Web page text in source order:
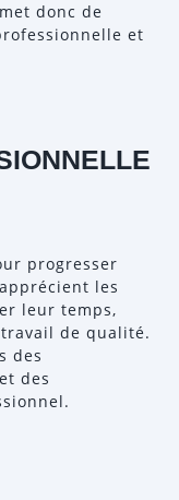
donc de
et
progresser
les
leur temps,
de qualité.
des
des